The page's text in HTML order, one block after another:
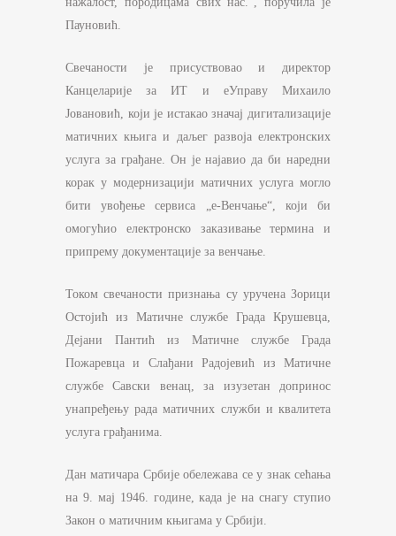
Пауновић.
Свечаности је присуствовао и директор
Канцеларије за ИТ и еУправу Михаило
Јовановић, који је истакао значај дигитализације
матичних књига и даљег развоја електронских
услуга за грађане. Он је најавио да би наредни
корак у модернизацији матичних услуга могло
бити увођење сервиса „е-Венчање“, који би
омогућио електронско заказивање термина и
припрему документације за венчање.
Током свечаности признања су урученa Зорици
Остојић из Матичне службе Града Крушевца,
Дејани Пантић из Матичне службе Града
Пожаревца и Слађани Радојевић из Матичне
службе Савски венац, за изузетан допринос
унапређењу рада матичних служби и квалитета
услуга грађанима.
Дан матичара Србије обележава се у знак сећања
на 9. мај 1946. године, када је на снагу ступио
Закон о матичним књигама у Србији.